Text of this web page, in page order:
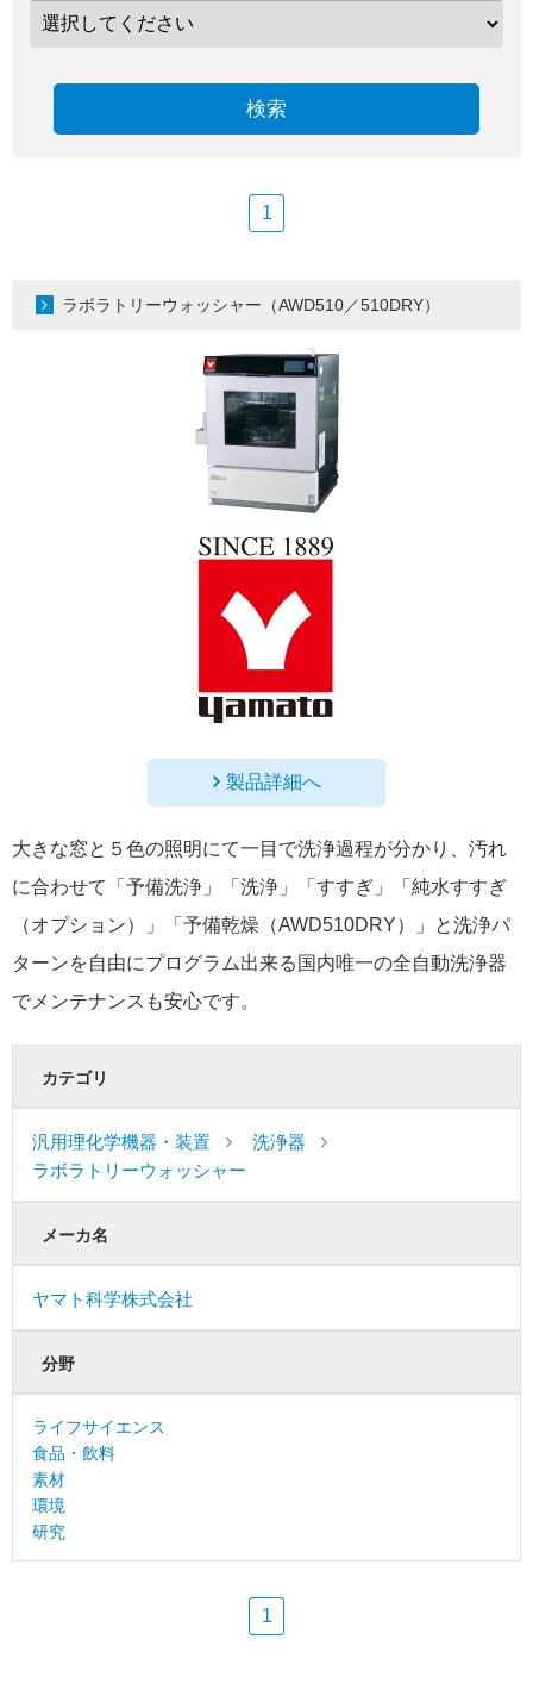
検索
1
ラボラトリーウォッシャー（AWD510／510DRY）
製品詳細へ
大きな窓と５色の照明にて一目で洗浄過程が分かり、汚れ
に合わせて「予備洗浄」「洗浄」「すすぎ」「純水すすぎ
（オプション）」「予備乾燥（AWD510DRY）」と洗浄パ
ターンを自由にプログラム出来る国内唯一の全自動洗浄器
でメンテナンスも安心です。
カテゴリ
汎用理化学機器・装置
洗浄器
ラボラトリーウォッシャー
メーカ名
ヤマト科学株式会社
分野
ライフサイエンス
食品・飲料
素材
環境
研究
1